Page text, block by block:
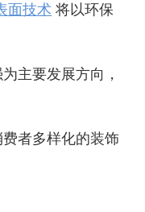
面技术 将以环保
主要发展方向，
者多样化的装饰